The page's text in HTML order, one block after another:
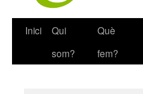
Inici
Qui
som?
Què
fem?